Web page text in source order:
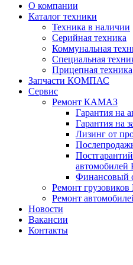
О компании
Каталог техники
Техника в наличии
Серийная техника
Коммунальная
Специальная
Прицепная техника
Запчасти КОМПАС
Сервис
Ремонт КАМАЗ
Гарантия на
Гарантия на
Лизинг от
Финансовый
Ремонт
Ремонт
Новости
Вакансии
Контакты